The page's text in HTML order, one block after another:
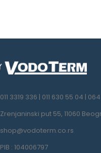
011 3319 336 | 011 630 55 04 |
Zrenjaninski put 55, 11060
shop@vodoterm.co.rs
PIB : 104006797